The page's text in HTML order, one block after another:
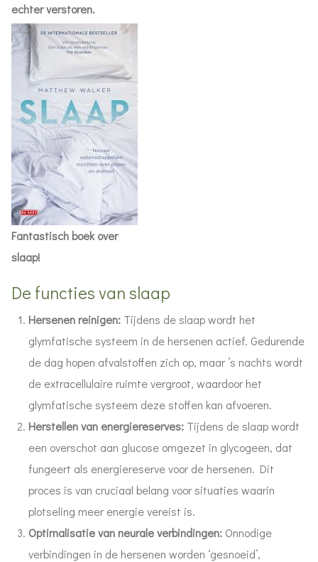
echter verstoren.
Fantastisch boek over
slaap!
De functies van slaap
Hersenen reinigen: Tijdens de slaap wordt het
glymfatische systeem in de hersenen actief. Gedurende
de dag hopen afvalstoffen zich op, maar ’s nachts wordt
de extracellulaire ruimte vergroot, waardoor het
glymfatische systeem deze stoffen kan afvoeren.
Herstellen van energiereserves: Tijdens de slaap wordt
een overschot aan glucose omgezet in glycogeen, dat
fungeert als energiereserve voor de hersenen. Dit
proces is van cruciaal belang voor situaties waarin
plotseling meer energie vereist is.
Optimalisatie van neurale verbindingen: Onnodige
verbindingen in de hersenen worden ‘gesnoeid’,